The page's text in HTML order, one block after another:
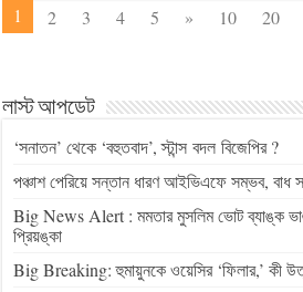
1 2 3 4 5 » 10 20
লাস্ট আপডেট
‘সনাতন’ থেকে ‘বহুতবাদ’, স্টান্স বদল বিজেপির ?
পঞ্চাশ পেরিয়ে সন্তান ধারণ আইভিএফে সম্ভব,
Big News Alert : মমতার মুসলিম ভোট ব্যাঙ্ক
প্রিয়ঙ্কা
Big Breaking: হুমায়ুনকে ওয়েসির ‘ফিলার,’ কী